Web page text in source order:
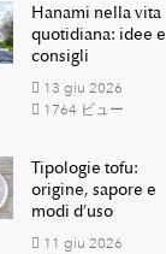
Hanami nella vita
quotidiana: idee e
consigli
13 giu 2026
1764 ビュー
Tipologie tofu:
origine, sapore e
modi d’uso
11 giu 2026